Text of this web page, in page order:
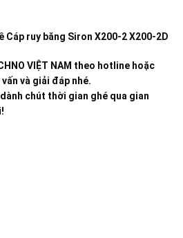
Cáp ruy băng Siron X200-2 X200-2D
VIỆT NAM theo hotline hoặc
và giải đáp nhé.
chút thời gian ghé qua gian